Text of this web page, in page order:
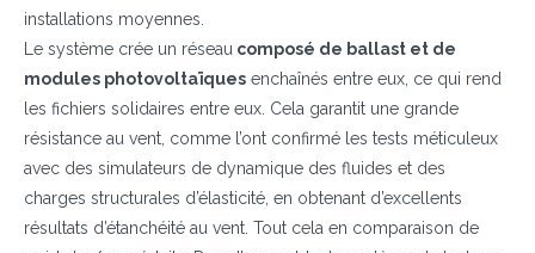
installations moyennes.
Le système crée un réseau composé de ballast et de
modules photovoltaïques enchaînés entre eux, ce qui rend
les fichiers solidaires entre eux. Cela garantit une grande
résistance au vent, comme l’ont confirmé les tests méticuleux
avec des simulateurs de dynamique des fluides et des
charges structurales d’élasticité, en obtenant d’excellents
résultats d’étanchéité au vent. Tout cela en comparaison de